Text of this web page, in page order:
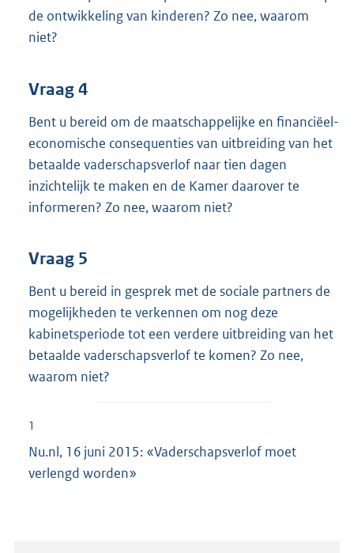
de ontwikkeling van kinderen? Zo nee, waarom
niet?
Vraag 4
Bent u bereid om de maatschappelijke en financiëel-
economische consequenties van uitbreiding van het
betaalde vaderschapsverlof naar tien dagen
inzichtelijk te maken en de Kamer daarover te
informeren? Zo nee, waarom niet?
Vraag 5
Bent u bereid in gesprek met de sociale partners de
mogelijkheden te verkennen om nog deze
kabinetsperiode tot een verdere uitbreiding van het
betaalde vaderschapsverlof te komen? Zo nee,
waarom niet?
1
Nu.nl, 16 juni 2015: «Vaderschapsverlof moet
verlengd worden»